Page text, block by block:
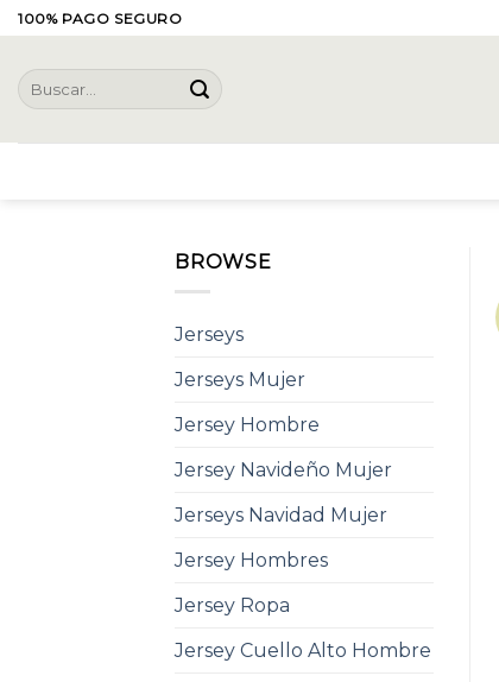
Skip
to
content
100% PAGO SEGURO
Buscar
por:
BROWSE
Jerseys
Jerseys Mujer
Jersey Hombre
Jersey Navideño Mujer
Jerseys Navidad Mujer
Jersey Hombres
Jersey Ropa
Jersey Cuello Alto Hombre